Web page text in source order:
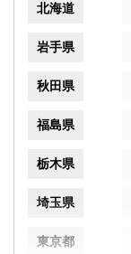
北海道
岩手県
秋田県
福島県
栃木県
埼玉県
東京都